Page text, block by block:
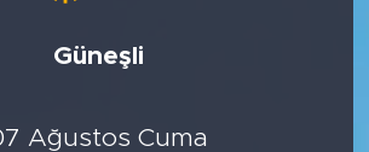
Güneşli
Ağustos Cuma